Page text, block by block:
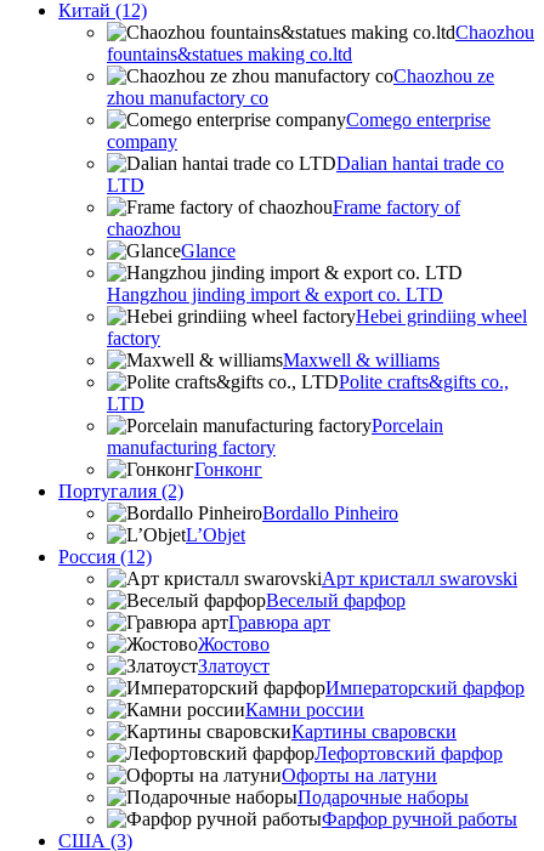
Китай (12)
Chaozhou
fountains&statues making co.ltd
Chaozhou ze
zhou manufactory co
Comego enterprise
company
Dalian hantai trade co
LTD
Frame factory of
chaozhou
Glance
Hangzhou jinding import & export co. LTD
Hebei grindiing wheel
factory
Maxwell & williams
Polite crafts&gifts co.,
LTD
Porcelain
manufacturing factory
Гонконг
Португалия (2)
Bordallo Pinheiro
L’Objet
Россия (12)
Арт кристалл swarovski
Веселый фарфор
Гравюра арт
Жостово
Златоуст
Императорский фарфор
Камни россии
Картины сваровски
Лефортовский фарфор
Офорты на латуни
Подарочные наборы
Фарфор ручной работы
США (3)